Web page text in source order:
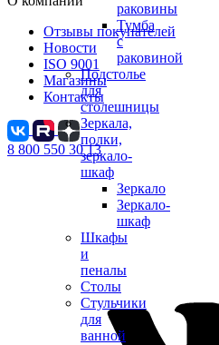
раковины
Тумба
с
раковиной
Подстолье
для
столешницы
Зеркала,
полки,
зеркало-
шкаф
Зеркало
Зеркало-
шкаф
Шкафы
и
пеналы
Столы
Стульчики
для
ванной
Отзывы покупателей
Новости
ISO 9001
Магазины
Контакты
8 800 550 30 13